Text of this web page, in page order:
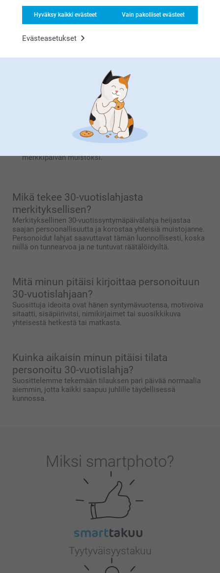
Hyväksy kaikki evästeet Vain pakolliset evästeet
Evästeasetukset
Juhlista hänen merkkipäiväänsä asusteilla, joissa
yhdistyy tyyli ja käytännöllisyys. Valikoimamme
Matkamukipitää hänen lempijuomansa kuumana
matkalla, ja räätälöidyt urheilusukat lisäävät
henkilökohtaisuutta hänen treenivarusteisiinsa. Näissä
käytännöllisyys ja henkilökohtainen ote, jota hän
arvostaa päivittäin ja joka tekee niistä niin hyödyllisiä
Juoma-astiat, jotka on personoitu
Päivitä hänen kotibaarinsa:viskilasi kaiverruksella
joissa on hänen nimensä tai tärkeä päivämäärä. Tai vie
se seuraavalle tasolle puisilla viinilaatikoillamme. Ne
ovat vaikutuksen tekeviä 30-vuotislahjoja, joissa on
ylellinen ilme ja henkilökohtainen tuntu. Täydellinen
merkkipäivän muistoksi.
Mikä tekee 30-vuotislahjasta
merkityksellisen?
Merkityksellinen 30-vuotissyntymäpäivälahja heijastaa
saajan persoonallisuutta ja korostaa yhteisiä muistojanne.
Personoidut lahjat saavuttavat tämän luonnollisesti, koska
niillä on tunnearvoa ja ne tuntuvat räätälöidyiltä.
Mitä minun pitäisi kirjoittaa personoituun
30-vuotislahjaan?
Suosittuja ideoita ovat hänen syntymävuotensa, motivoiva
sitaatti, sisäpiirivitsi, nimikirjaimet tai suosikkikuva
yhteisestä hetkestä tai matkasta.
Kuinka aikaisin minun pitäisi tilata
personoitu 30-vuotislahja?
Suosittelemme tekemään tilauksen pari päivää normaalia
aiemmin, jotta kaikki saapuu juhlille täydellisessä
kunnossa.
Miksi smartphoto?
Tyytyväisyystakuu